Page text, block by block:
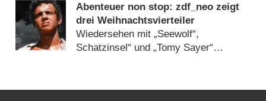
Abenteuer non stop: zdf_neo zeigt
drei Weihnachtsvierteiler
Wiedersehen mit „Seewolf“,
Schatzinsel“ und „Tomy Sayer“